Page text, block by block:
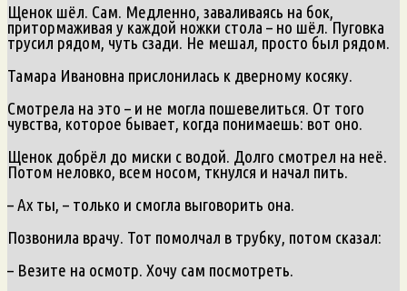
Щенок шёл. Сам. Медленно, заваливаясь на бок,
притормаживая у каждой ножки стола – но шёл. Пуговка
трусил рядом, чуть сзади. Не мешал, просто был рядом.
Тамара Ивановна прислонилась к дверному косяку.
Смотрела на это – и не могла пошевелиться. От того
чувства, которое бывает, когда понимаешь: вот оно.
Щенок добрёл до миски с водой. Долго смотрел на неё.
Потом неловко, всем носом, ткнулся и начал пить.
– Ах ты, – только и смогла выговорить она.
Позвонила врачу. Тот помолчал в трубку, потом сказал:
– Везите на осмотр. Хочу сам посмотреть.